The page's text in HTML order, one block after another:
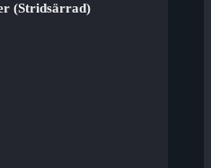
(Stridsärrad)